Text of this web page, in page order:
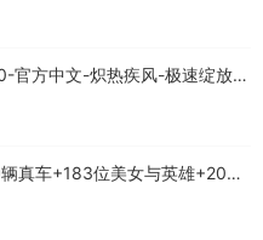
官方中文-炽热疾风-极速绽放
真车+183位美女与英雄+200%